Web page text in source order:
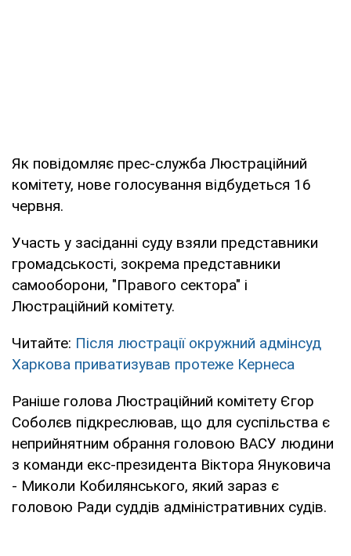
Як повідомляє прес-служба Люстраційний
комітету, нове голосування відбудеться 16
червня.
Участь у засіданні суду взяли представники
громадськості, зокрема представники
самооборони, "Правого сектора" і
Люстраційний комітету.
Читайте: Після люстрації окружний адмінсуд
Харкова приватизував протеже Кернеса
Раніше голова Люстраційний комітету Єгор
Соболєв підкреслював, що для суспільства є
неприйнятним обрання головою ВАСУ людини
з команди екс-президента Віктора Януковича
- Миколи Кобилянського, який зараз є
головою Ради суддів адміністративних судів.